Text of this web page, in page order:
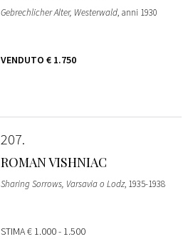
Gebrechlicher Alter, Westerwald, anni 1930
VENDUTO € 1.750
207
ROMAN VISHNIAC
Sharing Sorrows, Varsavia o Lodz, 1935-1938
STIMA€ 1.000 - 1.500